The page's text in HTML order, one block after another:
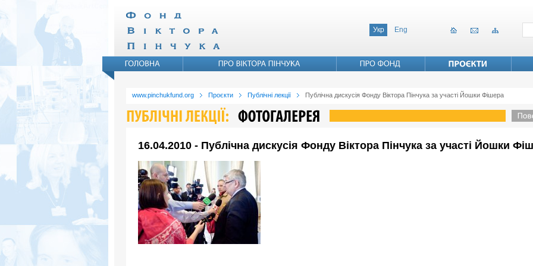
Укр Eng
www.pinchukfund.org Проєкти Публічні лекції Публічна дискусія Фонду Віктора Пінчука за участі Йошки Фішера
16.04.2010 - Публічна дискусія Фонду Віктора Пінчука за участі Йошки